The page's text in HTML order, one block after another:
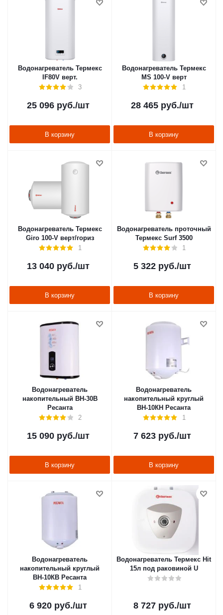
Водонагреватель Термекс
IF80V верт.
3
25 096руб./шт
В корзину
Водонагреватель Термекс
MS 100-V верт
1
28 465руб./шт
В корзину
Водонагреватель Термекс
Giro 100-V верт/гориз
1
13 040руб./шт
В корзину
Водонагреватель проточный
Термекс Surf 3500
1
5 322руб./шт
В корзину
Водонагреватель
накопительный ВН-30В
Ресанта
2
15 090руб./шт
В корзину
Водонагреватель
накопительный круглый
ВН-10КН Ресанта
1
7 623руб./шт
В корзину
Водонагреватель
накопительный круглый
ВН-10КВ Ресанта
1
6 920руб./шт
Водонагреватель Термекс Hit
15л под раковиной U
8 727руб./шт